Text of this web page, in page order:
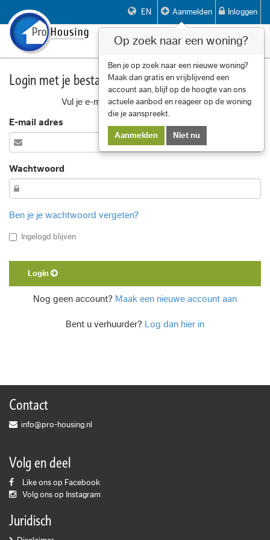
EN Aanmelden Inloggen
Toggle
Login met je bestaande account
Vul je e-mail adres en wachtwoord in
E-mail adres
Wachtwoord
Ben je je wachtwoord vergeten?
Ingelogd blijven
Login
Nog geen account? Maak een nieuwe account aan
Bent u verhuurder? Log dan hier in
Contact
info@pro-housing.nl
Volg en deel
Like ons op Facebook
Volg ons op Instagram
Juridisch
Op zoek naar een woning?
Ben je op zoek naar een nieuwe woning?
Maak dan gratis en vrijblijvend een
account aan, blijf op de hoogte van ons
actuele aanbod en reageer op de woning
die je aanspreekt.
Aanmelden Niet nu